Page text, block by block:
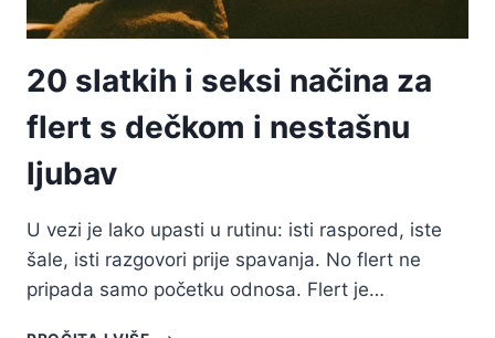
20 slatkih i seksi načina za
flert s dečkom i nestašnu
ljubav
U vezi je lako upasti u rutinu: isti raspored, iste
šale, isti razgovori prije spavanja. No flert ne
pripada samo početku odnosa. Flert je…
20